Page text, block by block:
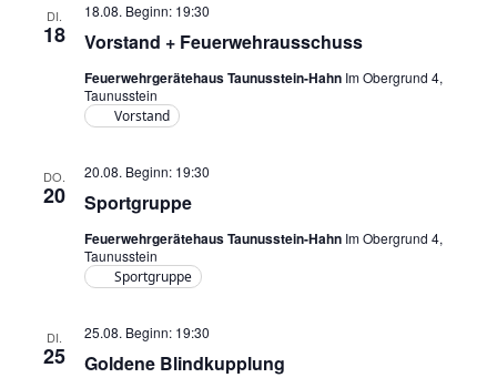
DI.
18 Vorstand + Feuerwehrausschuss
18.08. Beginn: 19:30
Feuerwehrgerätehaus Taunusstein-Hahn Im Obergrund 4,
Taunusstein
Vorstand
DO.
20 Sportgruppe
20.08. Beginn: 19:30
Feuerwehrgerätehaus Taunusstein-Hahn Im Obergrund 4,
Taunusstein
Sportgruppe
DI.
25 Goldene Blindkupplung
25.08. Beginn: 19:30